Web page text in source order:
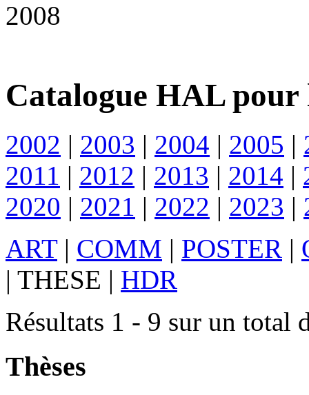
2008
Catalogue HAL pour
2002 | 2003 | 2004 | 2005 |
2011 | 2012 | 2013 | 2014 |
2020 | 2021 | 2022 | 2023 |
ART| COMM | POSTER |
| THESE | HDR
Résultats 1 - 9 sur un total
Thèses